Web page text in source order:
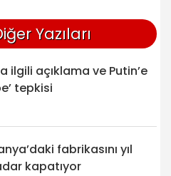
Yazıları
ilgili açıklama ve Putin’e
tepkisi
fabrikasını yıl
kapatıyor